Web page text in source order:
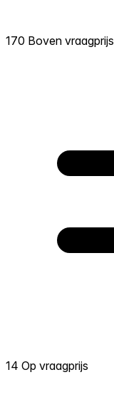
170 Boven vraagprijs
14 Op vraagprijs